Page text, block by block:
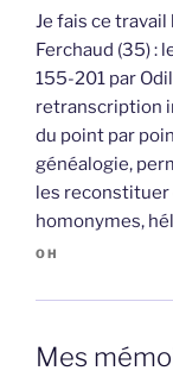
Je fais ce
Ferchaud (35) :
155-201 par
retranscription
du point par
généalogie,
les reconstituer
homonymes,
OH
Mes